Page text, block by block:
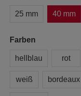
25 mm 40 mm
Farben
hellblau rot
weiß bordeaux